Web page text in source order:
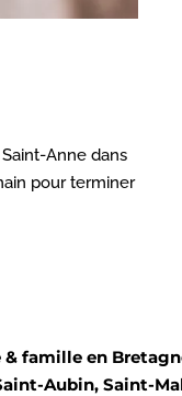
Anne dans
pour terminer
famille en
Aubin, Saint-